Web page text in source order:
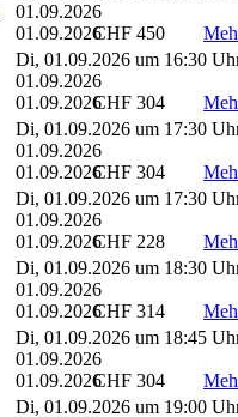
01.09.2026
01.09.2026CHF 450
Di, 01.09.2026 um 16:30
01.09.2026
01.09.2026CHF 304
Di, 01.09.2026 um 17:30
01.09.2026
01.09.2026CHF 304
Di, 01.09.2026 um 17:30
01.09.2026
01.09.2026CHF 228
Di, 01.09.2026 um 18:30
01.09.2026
01.09.2026CHF 314
Di, 01.09.2026 um 18:45
01.09.2026
01.09.2026CHF 304
Di, 01.09.2026 um 19:00